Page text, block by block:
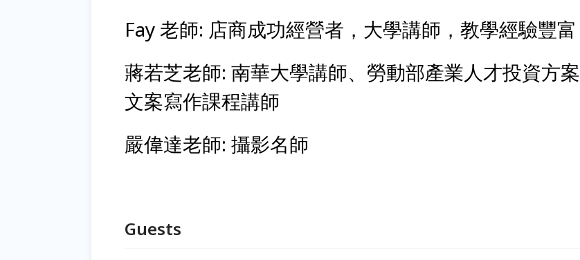
Fay 老師: 店商成功經營者，大學講師，教學經驗豐富
蔣若芝老師: 南華大學講師、勞動部產業人才投資方案
文案寫作課程講師
嚴偉達老師: 攝影名師
Guests